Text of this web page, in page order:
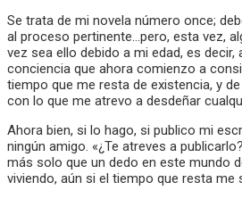
Se trata de mi novela número once;
al proceso pertinente…pero, esta vez,
vez sea ello debido a mi edad, es decir,
conciencia que ahora comienzo a
tiempo que me resta de existencia, y
con lo que me atrevo a desdeñar
Ahora bien, si lo hago, si publico mi
ningún amigo. «¿Te atreves a
más solo que un dedo en este mundo
viviendo, aún si el tiempo que resta me